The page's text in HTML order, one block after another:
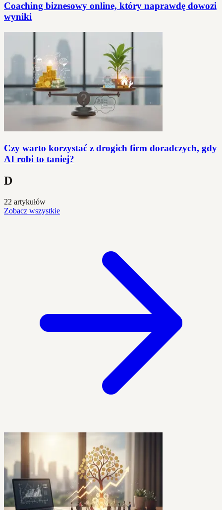
Coaching biznesowy online, który naprawdę dowozi
wyniki
Czy warto korzystać z drogich firm doradczych, gdy
AI robi to taniej?
D
22 artykułów
Zobacz wszystkie